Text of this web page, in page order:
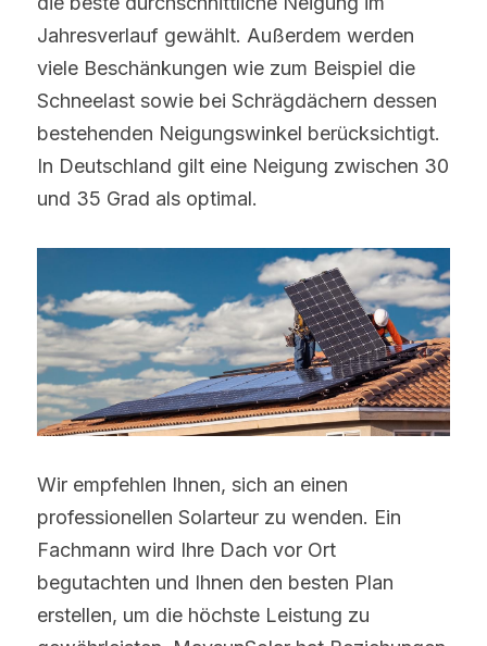
Jahresverlauf gewählt. Außerdem werden
viele Beschänkungen wie zum Beispiel die
Schneelast sowie bei Schrägdächern dessen
bestehenden Neigungswinkel berücksichtigt.
In Deutschland gilt eine Neigung zwischen 30
und 35 Grad als optimal.
Wir empfehlen Ihnen, sich an einen
professionellen Solarteur zu wenden. Ein
Fachmann wird Ihre Dach vor Ort
begutachten und Ihnen den besten Plan
erstellen, um die höchste Leistung zu